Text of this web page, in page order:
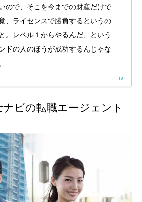
ので、そこを今までの財産だけで
、ライセンスで勝負するというの
。レベル１からやるんだ、という
ドの人のほうが成功するんじゃな
ナビの転職エージェント